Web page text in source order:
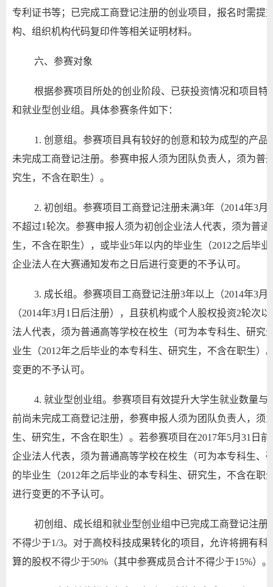
专利证书等；已完成工商登记注册的创业项目，报名时需提
构、组织机构代码复印件等相关证明材料。
六、参赛对象
根据参赛项目所处的创业阶段、已获投资情况和项目
和就业型创业组。具体参赛条件如下：
1. 创意组。参赛项目具有较好的创意和较为成型的产品
未完成工商登记注册。参赛申报人须为团队负责人，须为普
究生，不含在职生）。
2. 初创组。参赛项目工商登记注册未满3年（2014年3
不超过1轮次。参赛申报人须为初创企业法人代表，须为普
生，不含在职生），或毕业5年以内的毕业生（2012之后毕
企业法人在大赛通知发布之日后进行变更的不予认可。
3. 成长组。参赛项目工商登记注册3年以上（2014年3
（2014年3月1日后注册），且获机构或个人股权投资2轮次
法人代表，须为普通高等学校在校生（可为本专科生、研究
业生（2012年之后毕业的本专科生、研究生，不含在职生）
变更的不予认可。
4. 就业型创业组。参赛项目有效提升大学生就业数量与
前尚未完成工商登记注册，参赛申报人须为团队负责人，须
生、研究生，不含在职生）。若参赛项目在2017年5月31日
企业法人代表，须为普通高等学校在校生（可为本专科生、
的毕业生（2012年之后毕业的本专科生、研究生，不含在职
进行变更的不予认可。
初创组、成长组和就业型创业组中已完成工商登记注
不得少于1/3。对于高校科技成果转化的项目，允许将拥有
算的股权不得少于50%（其中参赛成员合计不得少于15%）。